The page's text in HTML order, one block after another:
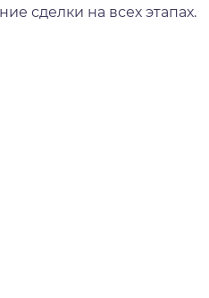
сделки на всех этапах.